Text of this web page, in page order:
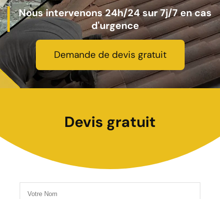
Nous intervenons 24h/24 sur 7j/7 en cas
d'urgence
Demande de devis gratuit
Devis gratuit